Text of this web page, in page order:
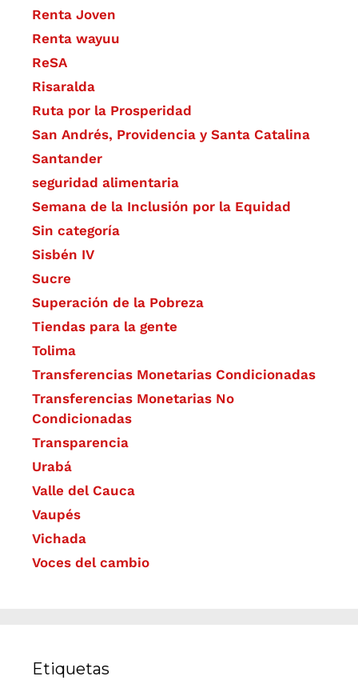
Renta Joven
Renta wayuu
ReSA
Risaralda
Ruta por la Prosperidad
San Andrés, Providencia y Santa Catalina
Santander
seguridad alimentaria
Semana de la Inclusión por la Equidad
Sin categoría
Sisbén IV
Sucre
Superación de la Pobreza
Tiendas para la gente
Tolima
Transferencias Monetarias Condicionadas
Transferencias Monetarias No
Condicionadas
Transparencia
Urabá
Valle del Cauca
Vaupés
Vichada
Voces del cambio
Etiquetas